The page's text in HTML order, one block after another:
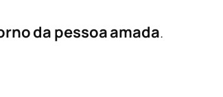
da pessoa amada.